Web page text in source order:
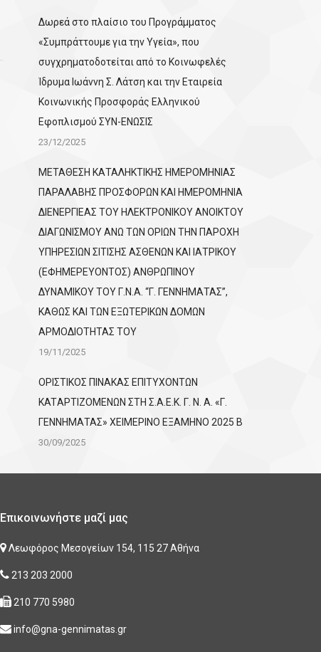
Δωρεά στο πλαίσιο του Προγράμματος
«Συμπράττουμε για την Υγεία», που
συγχρηματοδοτείται από το Κοινωφελές
Ίδρυμα Ιωάννη Σ. Λάτση και την Εταιρεία
Κοινωνικής Προσφοράς Ελληνικού
Εφοπλισμού ΣΥΝ-ΕΝΩΣΙΣ
23/12/2025
ΜΕΤΑΘΕΣΗ ΚΑΤΑΛΗΚΤΙΚΗΣ ΗΜΕΡΟΜΗΝΙΑΣ
ΠΑΡΑΛΑΒΗΣ ΠΡΟΣΦΟΡΩΝ ΚΑΙ ΗΜΕΡΟΜΗΝΙΑ
ΔΙΕΝΕΡΓΙΕΑΣ ΤΟΥ ΗΛΕΚΤΡΟΝΙΚΟΥ ΑΝΟΙΚΤΟΥ
ΔΙΑΓΩΝΙΣΜΟΥ ΑΝΩ ΤΩΝ ΟΡΙΩΝ ΤΗΝ ΠΑΡΟΧΗ
ΥΠΗΡΕΣΙΩΝ ΣΙΤΙΣΗΣ ΑΣΘΕΝΩΝ ΚΑΙ ΙΑΤΡΙΚΟΥ
(ΕΦΗΜΕΡΕΥΟΝΤΟΣ) ΑΝΘΡΩΠΙΝΟΥ
ΔΥΝΑΜΙΚΟΥ ΤΟΥ Γ.Ν.Α. “Γ. ΓΕΝΝΗΜΑΤΑΣ”,
ΚΑΘΩΣ ΚΑΙ ΤΩΝ ΕΞΩΤΕΡΙΚΩΝ ΔΟΜΩΝ
ΑΡΜΟΔΙΟΤΗΤΑΣ ΤΟΥ
19/11/2025
ΟΡΙΣΤΙΚΟΣ ΠΙΝΑΚΑΣ ΕΠΙΤΥΧΟΝΤΩΝ
KATΑΡΤΙΖΟΜΕΝΩΝ ΣΤΗ Σ.Α.Ε.Κ. Γ. Ν. Α. «Γ.
ΓΕΝΝΗΜΑΤΑΣ» ΧΕΙΜΕΡΙΝΟ ΕΞΑΜΗΝΟ 2025 Β
30/09/2025
Επικοινωνήστε μαζί μας
Λεωφόρος Μεσογείων 154, 115 27 Αθήνα
213 203 2000
210 770 5980
info@gna-gennimatas.gr